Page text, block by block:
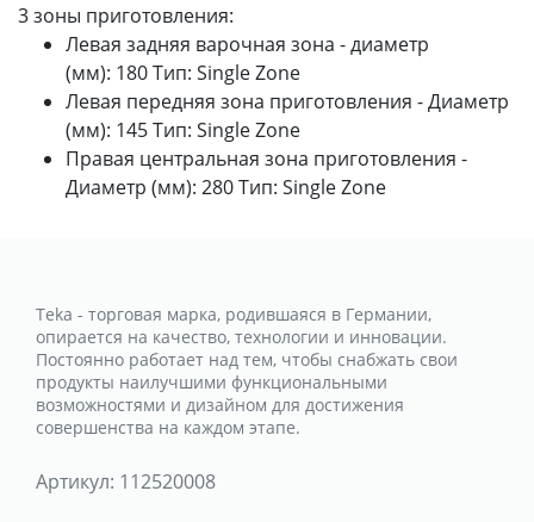
3 зоны приготовления:
Левая задняя варочная зона - диаметр
(мм): 180 Тип: Single Zone
Левая передняя зона приготовления - Диаметр
(мм): 145 Тип: Single Zone
Правая центральная зона приготовления -
Диаметр (мм): 280 Тип: Single Zone
Teka - торговая марка, родившаяся в Германии,
опирается на качество, технологии и инновации.
Постоянно работает над тем, чтобы снабжать свои
продукты наилучшими функциональными
возможностями и дизайном для достижения
совершенства на каждом этапе.
Артикул: 112520008